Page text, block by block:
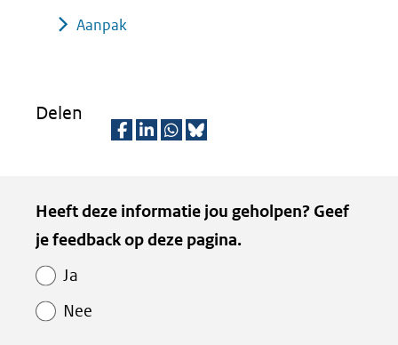
Aanpak
Delen
l
e
l
e
l
e
z
e
Kopie
van
Paginawaardering
Heeft deze informatie jou geholpen? Geef
je feedback op deze pagina.
Ja
Nee